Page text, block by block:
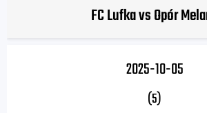
FC Lufka vs Opór
2025-10-05
(5)